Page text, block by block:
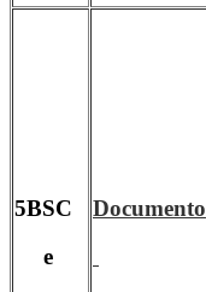
5BSC
e
Documento